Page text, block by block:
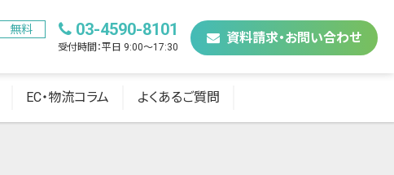
EC・物流コラム よくあるご質問
無料 03-4590-8101
受付時間：平日 9:00〜17:30
資料請求・お問い合わせ